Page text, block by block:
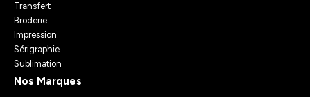
Transfert
Broderie
Impression
Sérigraphie
Sublimation
Nos Marques